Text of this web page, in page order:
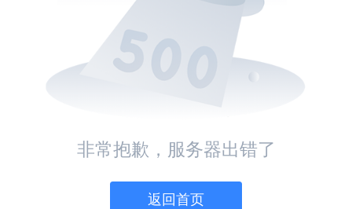
非常抱歉，服务器出错了
返回首页